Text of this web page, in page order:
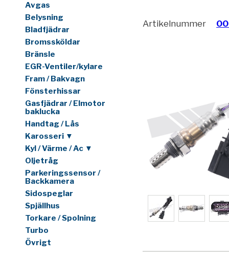
Avgas
Belysning
Bladfjädrar
Bromssköldar
Bränsle
EGR-Ventiler/kylare
Fram / Bakvagn
Fönsterhissar
Gasfjädrar / Elmotor
baklucka
Handtag / Lås
Karosseri ▼
Kyl / Värme / Ac ▼
Oljetråg
Parkeringssensor /
Backkamera
Sidospeglar
Spjällhus
Torkare / Spolning
Turbo
Övrigt
Artikelnummer